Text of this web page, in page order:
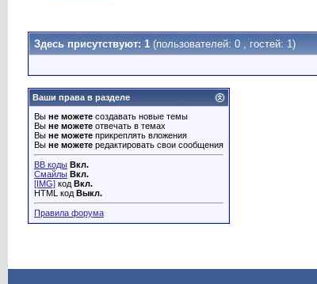
Здесь присутствуют: 1 (пользователей: 0 , гостей: 1)
Ваши права в разделе
Вы не можете создавать новые темы
Вы не можете отвечать в темах
Вы не можете прикреплять вложения
Вы не можете редактировать свои сообщения
BB коды Вкл.
Смайлы Вкл.
[IMG] код Вкл.
HTML код Выкл.
Правила форума